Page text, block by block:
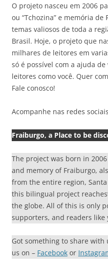
O projeto nasceu em 2006
ou “Tchozina” e memória
temas valiosos de toda a
Brasil. Hoje, o projeto que
milhares de leitores em
só é possível com a ajuda
leitores como você. Quer
Fale conosco!
Acompanhe nas redes
Fraiburgo, a Place to be
The project was born in
and memory of Fraiburgo,
from the entire region,
this bilingual project
the globe. All of this is only
supporters, and readers like
Got something to share
us on – Facebook or